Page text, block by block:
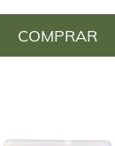
COMPRAR